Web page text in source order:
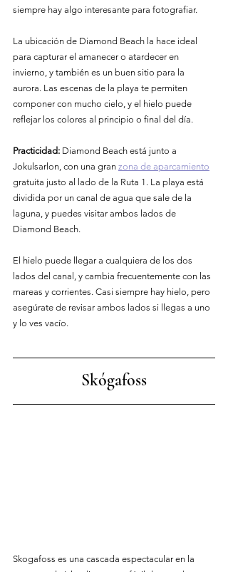
siempre hay algo interesante para fotografiar.
La ubicación de Diamond Beach la hace ideal
para capturar el amanecer o atardecer en
invierno, y también es un buen sitio para la
aurora. Las escenas de la playa te permiten
componer con mucho cielo, y el hielo puede
reflejar los colores al principio o final del día.
Practicidad: Diamond Beach está junto a
Jokulsarlon, con una gran zona de aparcamiento
gratuita justo al lado de la Ruta 1. La playa está
dividida por un canal de agua que sale de la
laguna, y puedes visitar ambos lados de
Diamond Beach.
El hielo puede llegar a cualquiera de los dos
lados del canal, y cambia frecuentemente con las
mareas y corrientes. Casi siempre hay hielo, pero
asegúrate de revisar ambos lados si llegas a uno
y lo ves vacío.
Skógafoss
Skogafoss es una cascada espectacular en la